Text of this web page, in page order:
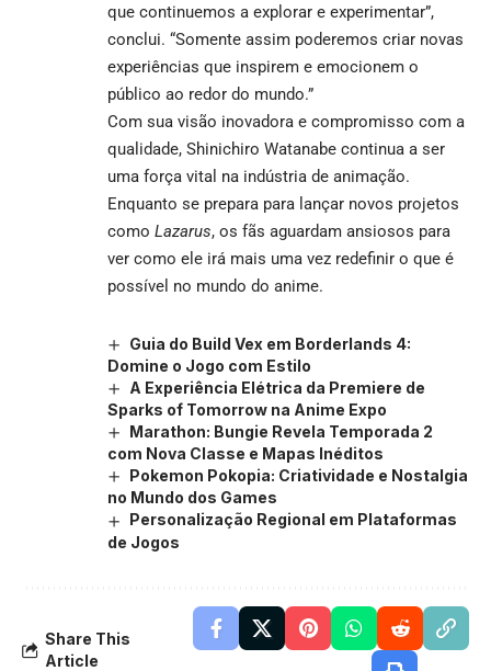
que continuemos a explorar e experimentar”,
conclui. “Somente assim poderemos criar novas
experiências que inspirem e emocionem o
público ao redor do mundo.”
Com sua visão inovadora e compromisso com a
qualidade, Shinichiro Watanabe continua a ser
uma força vital na indústria de animação.
Enquanto se prepara para lançar novos projetos
como Lazarus, os fãs aguardam ansiosos para
ver como ele irá mais uma vez redefinir o que é
possível no mundo do anime.
Guia do Build Vex em Borderlands 4:
Domine o Jogo com Estilo
A Experiência Elétrica da Premiere de
Sparks of Tomorrow na Anime Expo
Marathon: Bungie Revela Temporada 2
com Nova Classe e Mapas Inéditos
Pokemon Pokopia: Criatividade e Nostalgia
no Mundo dos Games
Personalização Regional em Plataformas
de Jogos
Share This
Article